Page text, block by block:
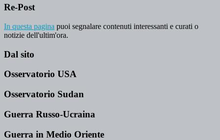
Re-Post
In questa pagina puoi segnalare contenuti interessanti e curati o
notizie dell'ultim'ora.
Dal sito
Osservatorio USA
Osservatorio Sudan
Guerra Russo-Ucraina
Guerra in Medio Oriente